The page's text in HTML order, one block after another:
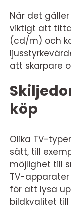
När det
viktigt att
(cd/m) och
att skarpare
köp
Olika TV-
sätt, till
möjlighet till
TV-
för att lysa
bildkvalitet